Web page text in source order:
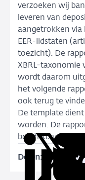
verzoeken wij
leveren van
aangetrokken via
EER-lidstaten
toezicht). De
XBRL-taxonomie
wordt daarom
het volgende
ook terug te
De template
worden. De
beschikbaar in
Delen:
Deel
via
Deel